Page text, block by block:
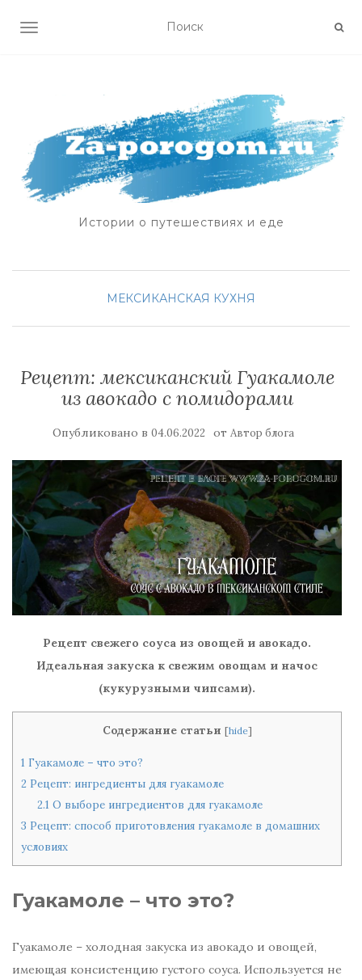
ПОКАЗАТЬ/СКРЫТЬ НАВИГАЦИЮ
Истории о путешествиях и еде
МЕКСИКАНСКАЯ КУХНЯ
Рецепт: мексиканский Гуакамоле
из авокадо с помидорами
Опубликовано в 04.06.2022 от Автор блога
Рецепт свежего соуса из овощей и авокадо.
Идеальная закуска к свежим овощам и начос
(кукурузными чипсами).
Содержание статьи [hide]
1 Гуакамоле – что это?
2 Рецепт: ингредиенты для гуакамоле
2.1 О выборе ингредиентов для гуакамоле
3 Рецепт: способ приготовления гуакамоле в домашних
условиях
Гуакамоле – что это?
Гуакамоле – холодная закуска из авокадо и овощей,
имеющая консистенцию густого соуса. Используется не